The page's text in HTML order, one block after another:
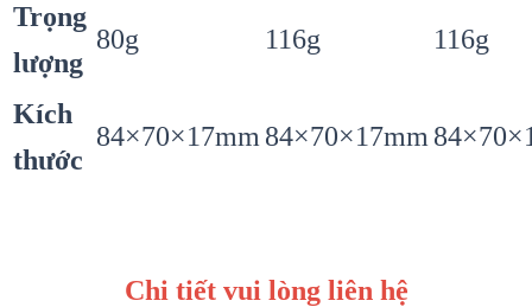
Trọng
lượng
80g 116g 116g
Kích
thước
84×70×17mm 84×70×17mm
Chi tiết vui lòng liên hệ